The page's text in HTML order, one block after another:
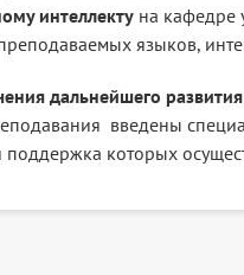
интеллекту на кафедре
языков,
дальнейшего
введены
поддержка которых